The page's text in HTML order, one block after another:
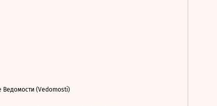
Ведомости (Vedomosti)